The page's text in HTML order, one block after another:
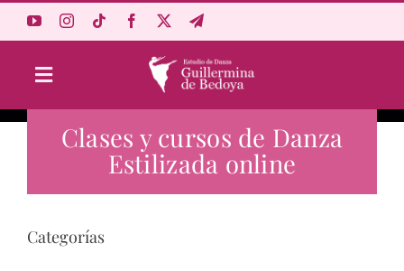
Toggle
Navigation
Aprende Online
Estudio
Clases y cursos de Danza
Estilizada online
Categorías